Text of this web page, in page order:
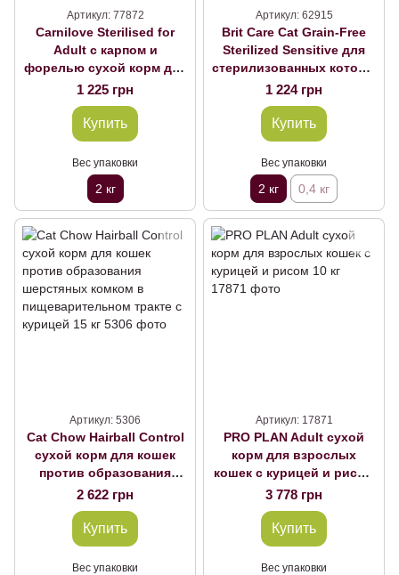
Артикул: 77872
Carnilove Sterilised for
Adult с карпом и
форелью сухой корм для
стерилизованных кошек
2 кг, 2 кг
1 225 грн
Купить
Вес упаковки
2 кг
Артикул: 62915
Brit Care Cat Grain-Free
Sterilized Sensitive для
стерилизованных котов с
чувствительным
пищеварением 2 кг
1 224 грн
Купить
Вес упаковки
2 кг 0,4 кг
Артикул: 5306
Cat Chow Hairball Control
сухой корм для кошек
против образования
шерстяных комком в
пищеварительном тракте
с курицей 15 кг
2 622 грн
Купить
Вес упаковки
Артикул: 17871
PRO PLAN Adult сухой
корм для взрослых
кошек с курицей и рисом
10 кг
3 778 грн
Купить
Вес упаковки